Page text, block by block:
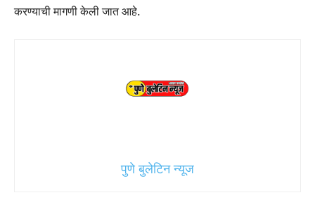
करण्याची मागणी केली जात आहे.
पुणे बुलेटिन न्यूज